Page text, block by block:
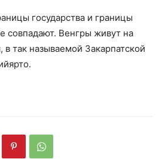
государства и границы
совпадают. Венгры живут на
так называемой Закарпатской